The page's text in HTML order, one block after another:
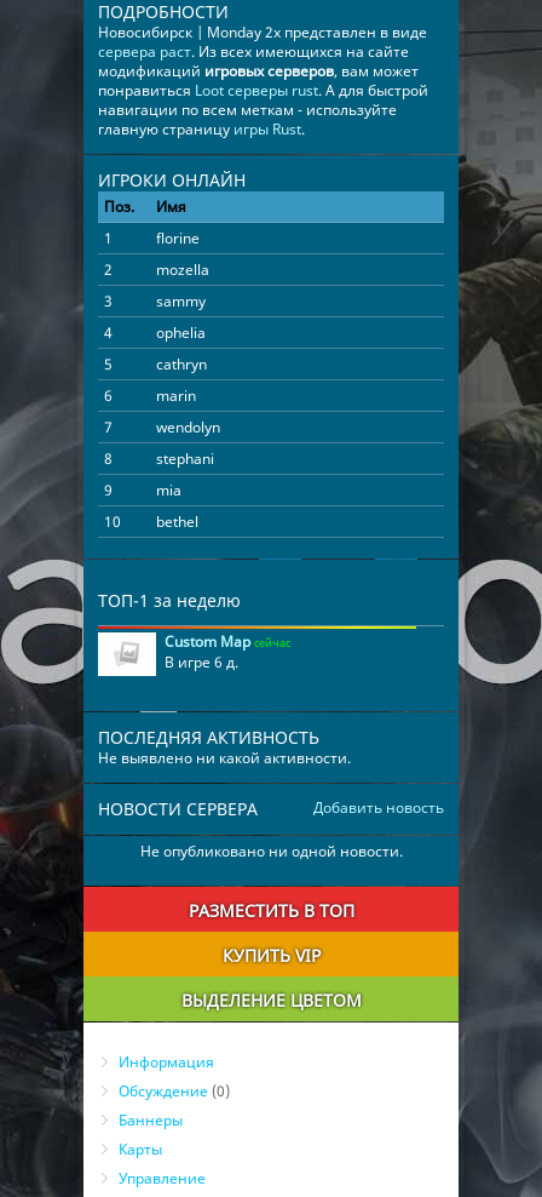
ПОДРОБНОСТИ
Новосибирск | Monday 2x представлен в виде
сервера раст. Из всех имеющихся на сайте
модификаций игровых серверов, вам может
понравиться Loot серверы rust. А для быстрой
навигации по всем меткам - используйте
главную страницу игры Rust.
ИГРОКИ ОНЛАЙН
Поз. Имя
Время
1
florine
04:36:56
2
mozella
04:35:15
3
sammy
02:55:18
4
ophelia
02:02:09
5
cathryn
01:37:00
6
marin
7
wendolyn
01:12:59
8
stephani
00:58:17
9
mia
10
bethel
00:17:54
11
Player10
00:11:02
00:07:33
ТОП-1 за неделю
Custom Map сейчас
В игре 6 д.
ПОСЛЕДНЯЯ АКТИВНОСТЬ
Не выявлено ни какой активности.
Добавить новость
НОВОСТИ СЕРВЕРА
Не опубликовано ни одной новости.
РАЗМЕСТИТЬ В ТОП
КУПИТЬ VIP
ВЫДЕЛЕНИЕ ЦВЕТОМ
Информация
Обсуждение (0)
Баннеры
Карты
Управление